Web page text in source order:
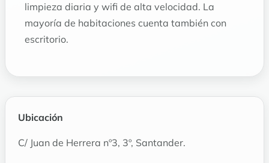
limpieza diaria y wifi de alta velocidad. La
mayoría de habitaciones cuenta también con
escritorio.
Ubicación
C/ Juan de Herrera nº3, 3º, Santander.